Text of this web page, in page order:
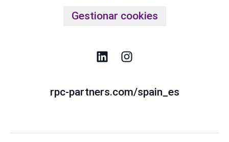
Gestionar cookies
rpc-partners.com/spain_es